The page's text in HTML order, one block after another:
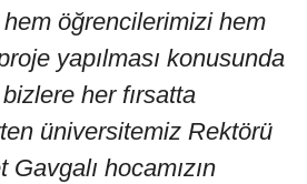
öğrencilerimizi hem
yapılması konusunda
her fırsatta
üniversitemiz Rektörü
hocamızın